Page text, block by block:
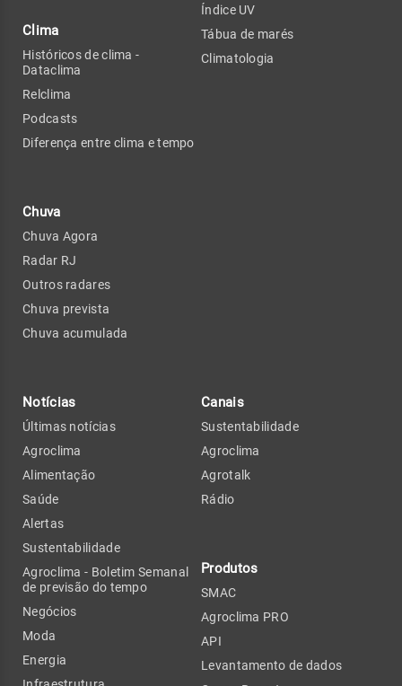
Clima
Históricos de clima -
Dataclima
Relclima
Podcasts
Diferença entre clima e tempo
Chuva
Chuva Agora
Radar RJ
Outros radares
Chuva prevista
Chuva acumulada
Índice UV
Tábua de marés
Climatologia
Notícias
Últimas notícias
Agroclima
Alimentação
Saúde
Alertas
Sustentabilidade
Agroclima - Boletim Semanal
de previsão do tempo
Negócios
Moda
Energia
Canais
Sustentabilidade
Agroclima
Agrotalk
Rádio
Produtos
SMAC
Agroclima PRO
API
Levantamento de dados